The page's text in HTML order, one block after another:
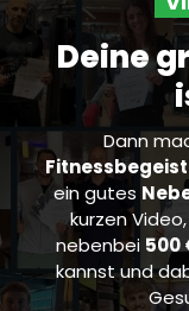
Deine
Dann
ein gutes
kurzen
nebenbei 500
kannst und